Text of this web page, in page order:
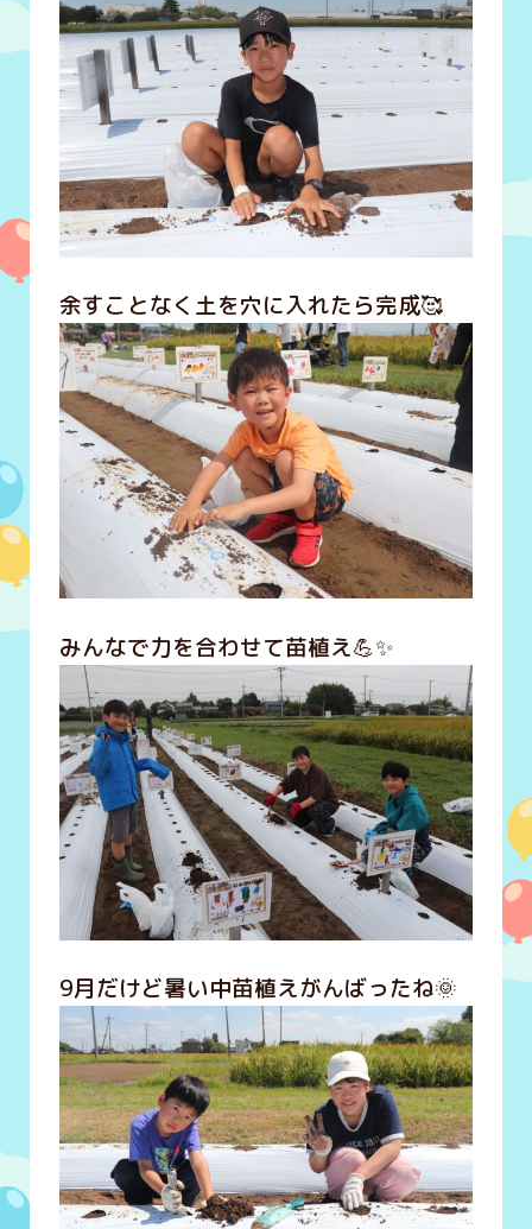
余すことなく土を穴に入れたら完成🥰
みんなで力を合わせて苗植え💪✨
9月だけど暑い中苗植えがんばったね🌞